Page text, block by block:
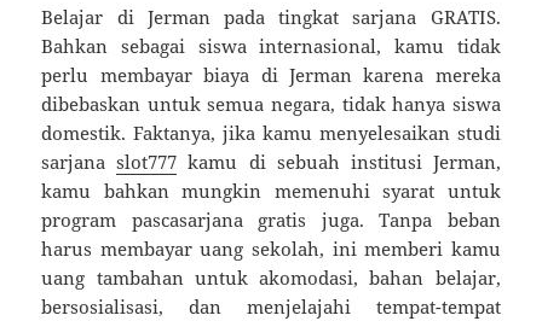
Belajar di Jerman pada tingkat sarjana GRATIS.
Bahkan sebagai siswa internasional, kamu tidak
perlu membayar biaya di Jerman karena mereka
dibebaskan untuk semua negara, tidak hanya siswa
domestik. Faktanya, jika kamu menyelesaikan studi
sarjanaslot777 kamu di sebuah institusi Jerman,
kamu bahkan mungkin memenuhi syarat untuk
program pascasarjana gratis juga. Tanpa beban
harus membayar uang sekolah, ini memberi kamu
uang tambahan untuk akomodasi, bahan belajar,
bersosialisasi, dan menjelajahi tempat-tempat